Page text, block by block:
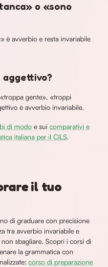
o «sono
è avverbio e resta invariabile
aggettivo?
gente», «troppi
è avverbio invariabile.
di modo e sui comparativi e
italiana per il CILS.
il tuo
di graduare con precisione
tra avverbio invariabile e
sbagliare. Scopri i corsi di
la grammatica con
corso di preparazione